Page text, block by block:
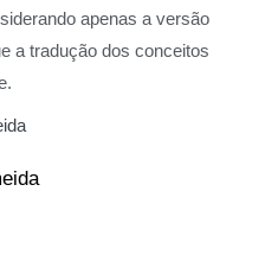
apenas a versão
a tradução dos conceitos